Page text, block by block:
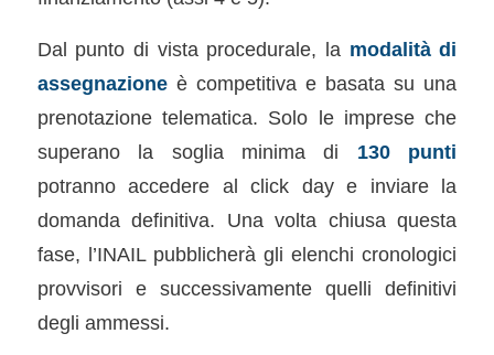
Dal punto di vista procedurale, la modalità di
assegnazioneè competitiva e basata su una
prenotazione telematica. Solo le imprese che
superano la soglia minima di 130 punti
potranno accedere al click day e inviare la
domanda definitiva. Una volta chiusa questa
fase, l’INAIL pubblicherà gli elenchi cronologici
provvisori e successivamente quelli definitivi
degli ammessi.